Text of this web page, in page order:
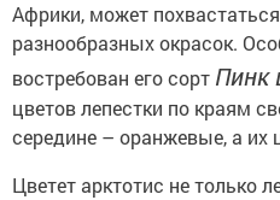
Африки, может
разнообразных окрасок.
востребован его сорт Пинк
цветов лепестки по краям
середине – оранжевые, а их
Цветет арктотис не только